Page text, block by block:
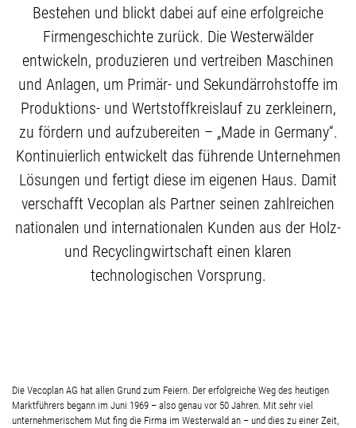
Bestehen und blickt dabei auf eine erfolgreiche
Firmengeschichte zurück. Die Westerwälder
entwickeln, produzieren und vertreiben Maschinen
und Anlagen, um Primär- und Sekundärrohstoffe im
Produktions- und Wertstoffkreislauf zu zerkleinern,
zu fördern und aufzubereiten – „Made in Germany“.
Kontinuierlich entwickelt das führende Unternehmen
Lösungen und fertigt diese im eigenen Haus. Damit
verschafft Vecoplan als Partner seinen zahlreichen
nationalen und internationalen Kunden aus der Holz-
und Recyclingwirtschaft einen klaren
technologischen Vorsprung.
Die Vecoplan AG hat allen Grund zum Feiern. Der erfolgreiche Weg des heutigen
Marktführers begann im Juni 1969 – also genau vor 50 Jahren. Mit sehr viel
unternehmerischem Mut fing die Firma im Westerwald an – und dies zu einer Zeit,